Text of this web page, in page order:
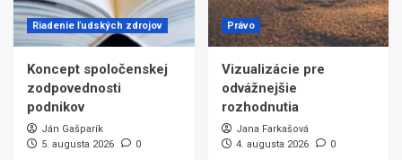
Riadenie ľudských zdrojov
Koncept spoločenskej
zodpovednosti
podnikov
Ján Gašparík
5. augusta 2026
0
Právo
Vizualizácie pre
odvážnejšie
rozhodnutia
Jana Farkašová
4. augusta 2026
0